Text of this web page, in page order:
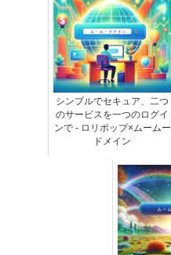
シンプルでセキュア、二つ
のサービスを一つのログイ
ンで - ロリポップ×ムームー
ドメイン